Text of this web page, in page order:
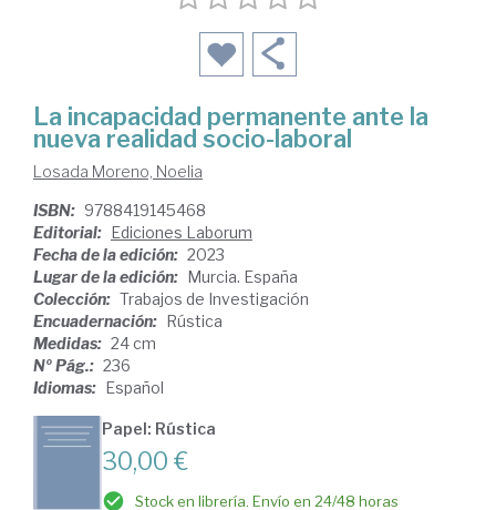
La incapacidad permanente ante la
nueva realidad socio-laboral
Losada Moreno, Noelia
ISBN: 9788419145468
Editorial: Ediciones Laborum
Fecha de la edición: 2023
Lugar de la edición: Murcia. España
Colección: Trabajos de Investigación
Encuadernación: Rústica
Medidas: 24 cm
Nº Pág.: 236
Idiomas: Español
Papel: Rústica
30,00 €
Stock en librería. Envío en 24/48 horas